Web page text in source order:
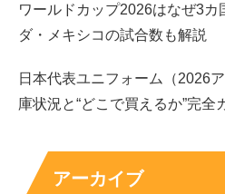
ワールドカップ2026はなぜ3カ
ダ・メキシコの試合数も解説
日本代表ユニフォーム（2026
庫状況と“どこで買えるか”完全
アーカイブ